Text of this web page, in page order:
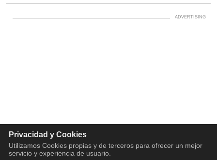
Privacidad y Cookies
Utilizamos Cookies propias y de terceros para ofrecer un mejor
servicio y experiencia de usuario.